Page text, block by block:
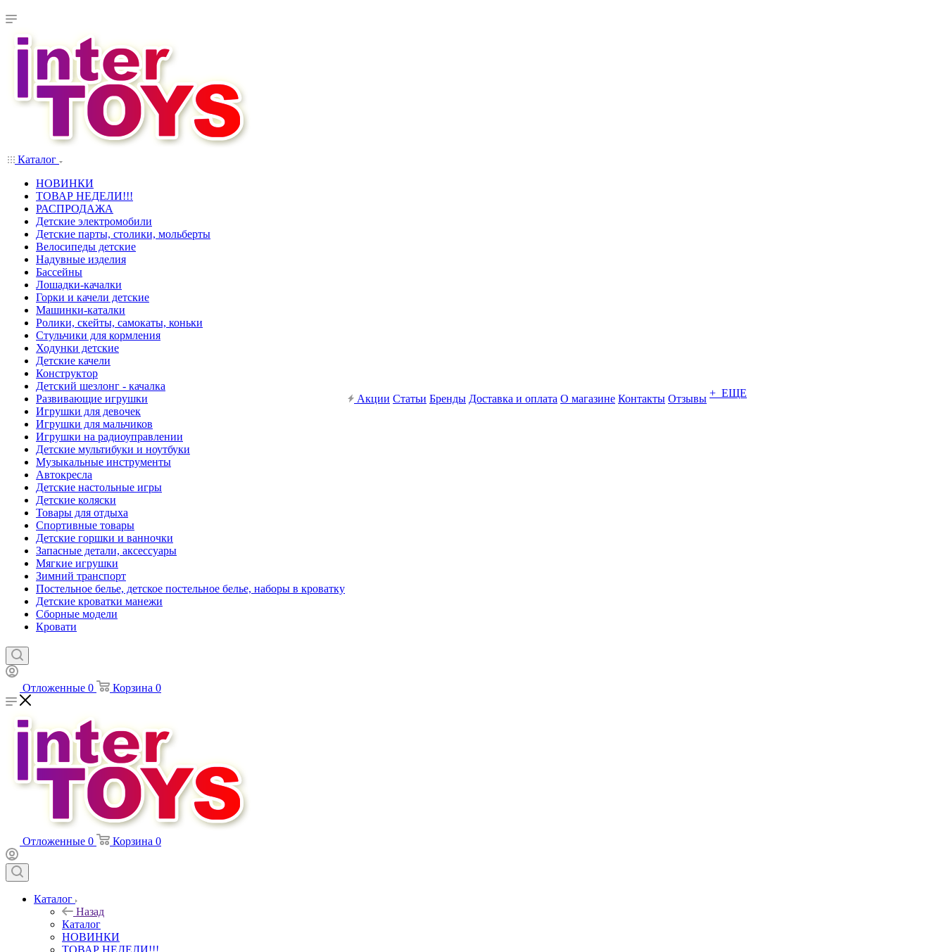
Каталог
НОВИНКИ
ТОВАР НЕДЕЛИ!!!
РАСПРОДАЖА
Детские электромобили
Детские парты, столики, мольберты
Велосипеды детские
Надувные изделия
Бассейны
Лошадки-качалки
Горки и качели детские
Машинки-каталки
Ролики, скейты, самокаты, коньки
Стульчики для кормления
Ходунки детские
Детские качели
Конструктор
Детский шезлонг - качалка
Развивающие игрушки
Игрушки для девочек
Игрушки для мальчиков
Игрушки на радиоуправлении
Детские мультибуки и ноутбуки
Музыкальные инструменты
Автокресла
Детские настольные игры
Детские коляски
Товары для отдыха
Спортивные товары
Детские горшки и ванночки
Запасные детали, аксессуары
Мягкие игрушки
Зимний транспорт
Постельное белье, детское постельное белье, наборы в кроватку
Детские кроватки манежи
Сборные модели
Кровати
Акции Статьи Бренды Доставка и оплата О магазине Контакты Отзывы + ЕЩЕ
Отложенные 0 Корзина 0
Отложенные 0 Корзина 0
Каталог
Назад
Каталог
НОВИНКИ
ТОВАР НЕДЕЛИ!!!